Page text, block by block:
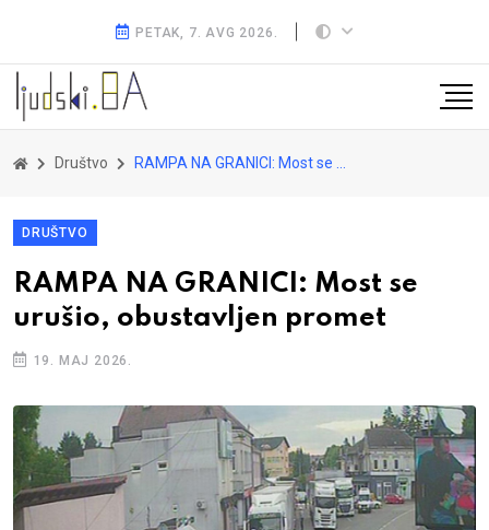
PETAK, 7. AVG 2026.
Društvo RAMPA NA GRANICI: Most se urušio, obustavljen promet
DRUŠTVO
RAMPA NA GRANICI: Most se
urušio, obustavljen promet
19. MAJ 2026.